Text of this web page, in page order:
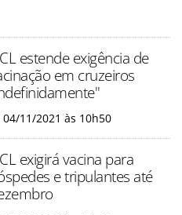
estende exigência de
em cruzeiros
04/11/2021 às 10h50
exigirá vacina para
e tripulantes até